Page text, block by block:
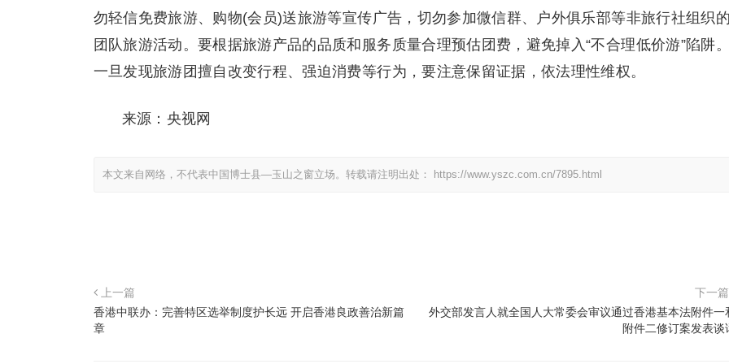
勿轻信免费旅游、购物(会员)送旅游等宣传广告，切勿参加微信群、户外俱乐部等非旅行社组织的
团队旅游活动。要根据旅游产品的品质和服务质量合理预估团费，避免掉入“不合理低价游”陷阱。
一旦发现旅游团擅自改变行程、强迫消费等行为，要注意保留证据，依法理性维权。
来源：央视网
本文来自网络，不代表中国博士县—玉山之窗立场。转载请注明出处： https://www.yszc.com.cn/7895.html
上一篇
香港中联办：完善特区选举制度护长远 开启香港良政善治新篇
章
下一篇
外交部发言人就全国人大常委会审议通过香港基本法附件一
附件二修订案发表谈